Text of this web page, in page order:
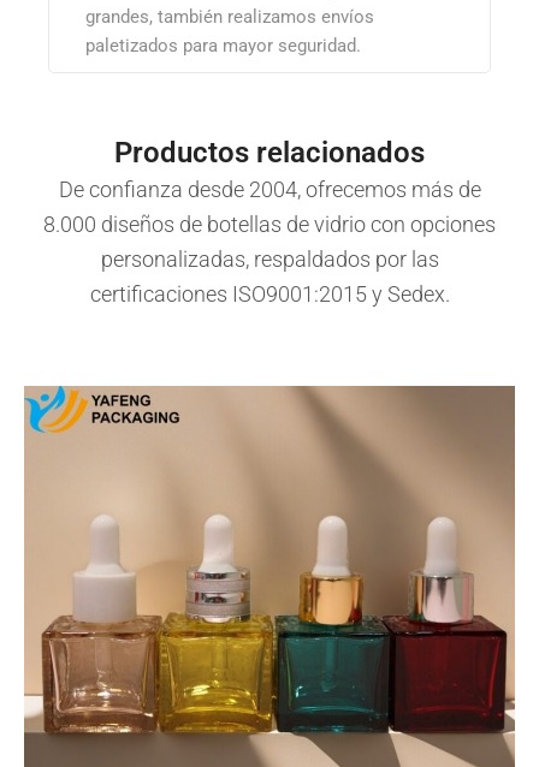
grandes, también realizamos envíos
paletizados para mayor seguridad.
Productos relacionados
De confianza desde 2004, ofrecemos más de
8.000 diseños de botellas de vidrio con opciones
personalizadas, respaldados por las
certificaciones ISO9001:2015 y Sedex.